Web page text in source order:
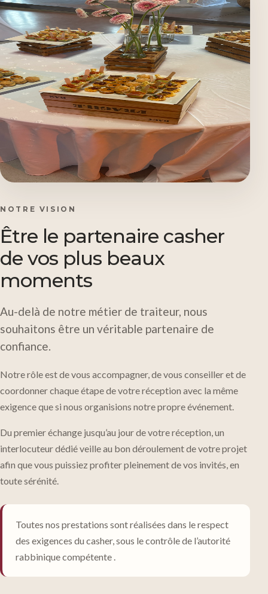
NOTRE VISION
Être le partenaire casher
de vos plus beaux
moments
Au-delà de notre métier de traiteur, nous
souhaitons être un véritable partenaire de
confiance.
Notre rôle est de vous accompagner, de vous conseiller et de
coordonner chaque étape de votre réception avec la même
exigence que si nous organisions notre propre événement.
Du premier échange jusqu’au jour de votre réception, un
interlocuteur dédié veille au bon déroulement de votre projet
afin que vous puissiez profiter pleinement de vos invités, en
toute sérénité.
Toutes nos prestations sont réalisées dans le respect
des exigences du casher, sous le contrôle de l’autorité
rabbinique compétente .